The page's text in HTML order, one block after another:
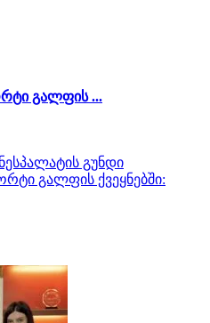
გალფის ...
გუნდი
გალფის ქვეყნებში: